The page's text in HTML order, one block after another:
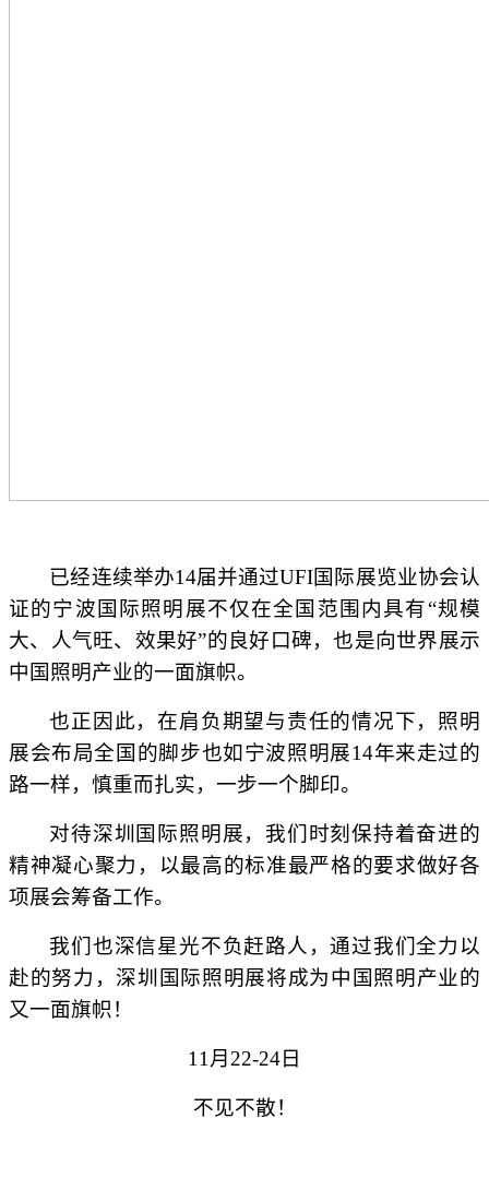
已经连续举办14届并通过UFI国际展览业协会认
证的宁波国际照明展不仅在全国范围内具有“规模
大、人气旺、效果好”的良好口碑，也是向世界展示
中国照明产业的一面旗帜。
也正因此，在肩负期望与责任的情况下，照明
展会布局全国的脚步也如宁波照明展14年来走过的
路一样，慎重而扎实，一步一个脚印。
对待深圳国际照明展，我们时刻保持着奋进的
精神凝心聚力，以最高的标准最严格的要求做好各
项展会筹备工作。
我们也深信星光不负赶路人，通过我们全力以
赴的努力，深圳国际照明展将成为中国照明产业的
又一面旗帜！
11 月22-24日
不见不散！